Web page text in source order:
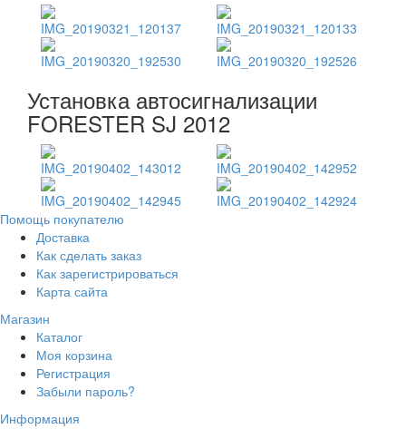
Установка автосигнализации
FORESTER SJ 2012
Помощь покупателю
Доставка
Как сделать заказ
Как зарегистрироваться
Карта сайта
Магазин
Каталог
Моя корзина
Регистрация
Забыли пароль?
Информация